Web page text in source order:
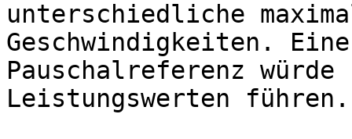
unterschiedliche
Geschwindigkeiten.
Pauschalreferenz
Leistungswerten führen.